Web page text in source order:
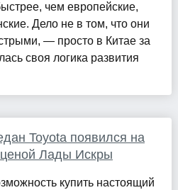
чем европейские,
Дело не в том, что они
— просто в Китае за
своя логика развития
Toyota появился на
Лады Искры
купить настоящий